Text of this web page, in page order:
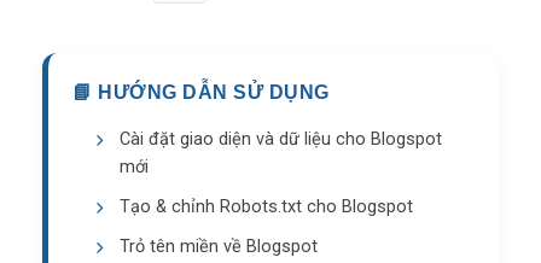
📘 HƯỚNG DẪN SỬ DỤNG
Cài đặt giao diện và dữ liệu cho Blogspot
mới
Tạo & chỉnh Robots.txt cho Blogspot
Trỏ tên miền về Blogspot